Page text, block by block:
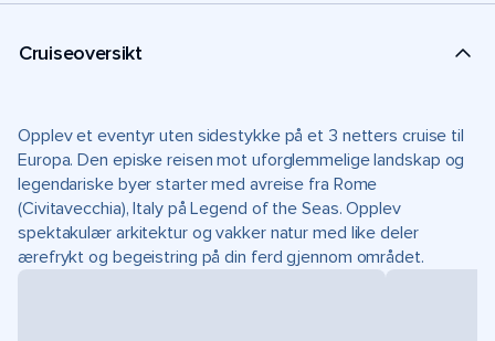
Cruiseoversikt
Opplev et eventyr uten sidestykke på et 3 netters cruise til
Europa. Den episke reisen mot uforglemmelige landskap og
legendariske byer starter med avreise fra Rome
(Civitavecchia), Italy på Legend of the Seas. Opplev
spektakulær arkitektur og vakker natur med like deler
ærefrykt og begeistring på din ferd gjennom området.